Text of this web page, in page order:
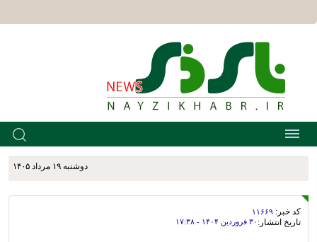
دوشنبه ۱۹ مرداد ۱۴۰۵
کد خبر: ۱۱۶۶۹
تاریخ انتشار: ۳۰ فروردين ۱۴۰۴ - ۱۷:۳۸